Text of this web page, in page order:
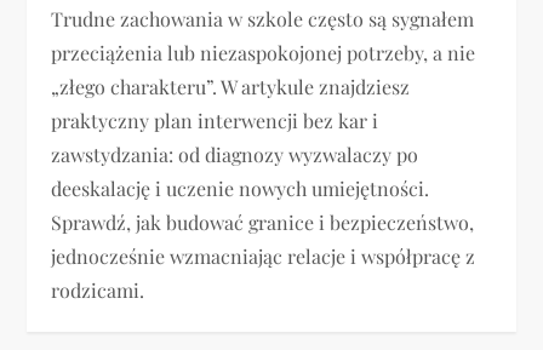
Trudne zachowania w szkole często są sygnałem
przeciążenia lub niezaspokojonej potrzeby, a nie
„złego charakteru”. W artykule znajdziesz
praktyczny plan interwencji bez kar i
zawstydzania: od diagnozy wyzwalaczy po
deeskalację i uczenie nowych umiejętności.
Sprawdź, jak budować granice i bezpieczeństwo,
jednocześnie wzmacniając relacje i współpracę z
rodzicami.